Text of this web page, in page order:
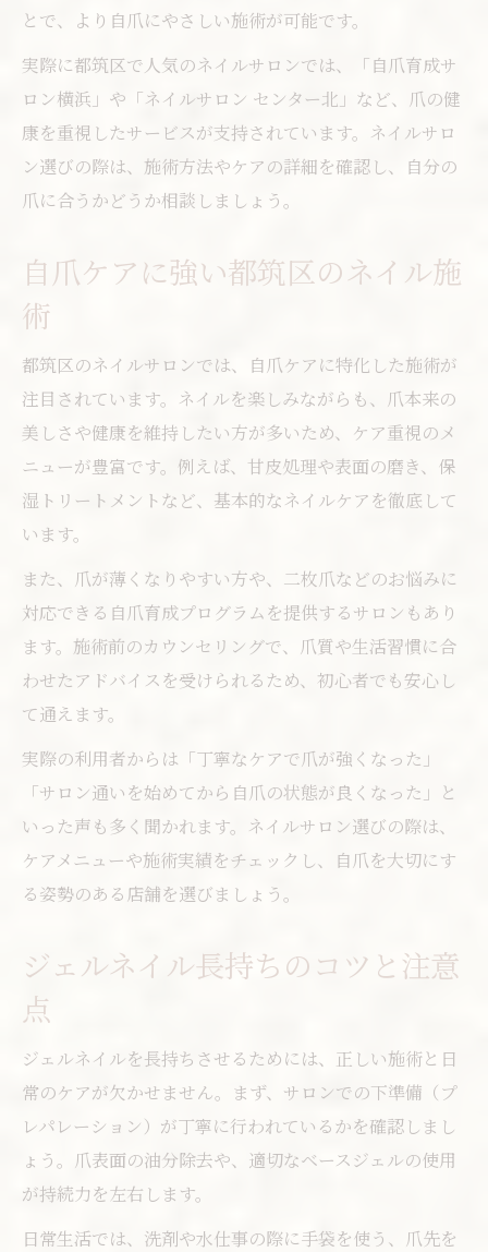
とで、より自爪にやさしい施術が可能です。
実際に都筑区で人気のネイルサロンでは、「自爪育成サ
ロン横浜」や「ネイルサロン センター北」など、爪の健
康を重視したサービスが支持されています。ネイルサロ
ン選びの際は、施術方法やケアの詳細を確認し、自分の
爪に合うかどうか相談しましょう。
自爪ケアに強い都筑区のネイル施
術
都筑区のネイルサロンでは、自爪ケアに特化した施術が
注目されています。ネイルを楽しみながらも、爪本来の
美しさや健康を維持したい方が多いため、ケア重視のメ
ニューが豊富です。例えば、甘皮処理や表面の磨き、保
湿トリートメントなど、基本的なネイルケアを徹底して
います。
また、爪が薄くなりやすい方や、二枚爪などのお悩みに
対応できる自爪育成プログラムを提供するサロンもあり
ます。施術前のカウンセリングで、爪質や生活習慣に合
わせたアドバイスを受けられるため、初心者でも安心し
て通えます。
実際の利用者からは「丁寧なケアで爪が強くなった」
「サロン通いを始めてから自爪の状態が良くなった」と
いった声も多く聞かれます。ネイルサロン選びの際は、
ケアメニューや施術実績をチェックし、自爪を大切にす
る姿勢のある店舗を選びましょう。
ジェルネイル長持ちのコツと注意
点
ジェルネイルを長持ちさせるためには、正しい施術と日
常のケアが欠かせません。まず、サロンでの下準備（プ
レパレーション）が丁寧に行われているかを確認しまし
ょう。爪表面の油分除去や、適切なベースジェルの使用
が持続力を左右します。
日常生活では、洗剤や水仕事の際に手袋を使う、爪先を